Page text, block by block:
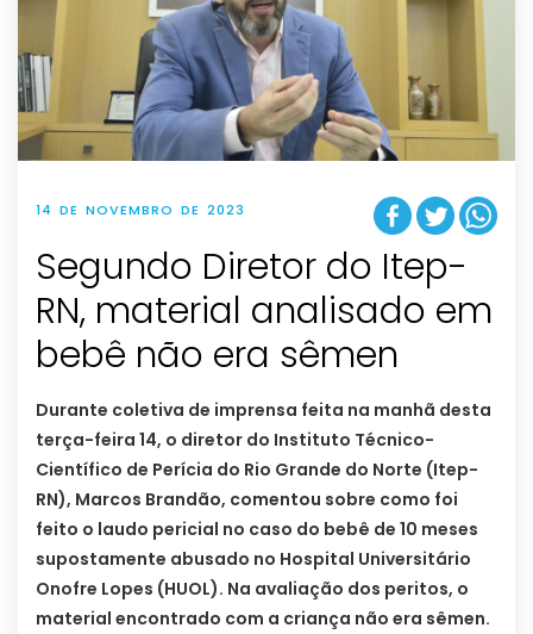
14 DE NOVEMBRO DE 2023
Segundo Diretor do Itep-
RN, material analisado em
bebê não era sêmen
Durante coletiva de imprensa feita na manhã desta
terça-feira 14, o diretor do Instituto Técnico-
Científico de Perícia do Rio Grande do Norte (Itep-
RN), Marcos Brandão, comentou sobre como foi
feito o laudo pericial no caso do bebê de 10 meses
supostamente abusado no Hospital Universitário
Onofre Lopes (HUOL). Na avaliação dos peritos, o
material encontrado com a criança não era sêmen.